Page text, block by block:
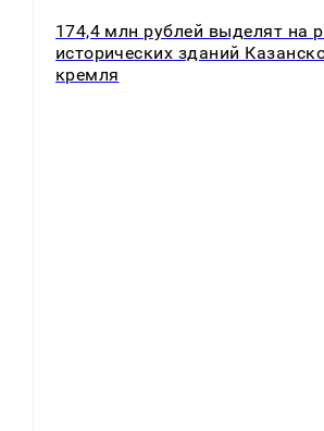
174,4 млн рублей выделят на
исторических зданий
кремля